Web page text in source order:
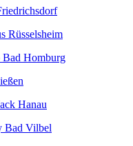
Rüsselsheim
Bad Homburg
Hanau
Bad Vilbel